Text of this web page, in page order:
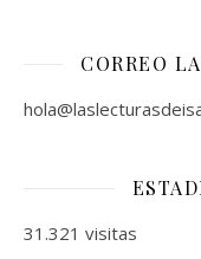
CORREO
31.321 visitas